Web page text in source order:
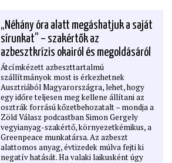
„Néhány óra alatt megáshatjuk a saját
sírunkat” – szakértők az
azbesztkrízis okairól és megoldásáról
Átcímkézett azbeszttartalmú
szállítmányok most is érkezhetnek
Ausztriából Magyarországra, lehet, hogy
egy időre teljesen meg kellene állítani az
osztrák forrású kőzetbehozatalt – mondja a
Zöld Válasz podcastban Simon Gergely
vegyianyag-szakértő, környezetkémikus, a
Greenpeace munkatársa. Az azbeszt
alattomos anyag, évtizedek múlva fejti ki
negatív hatását. Ha valaki laikusként úgy